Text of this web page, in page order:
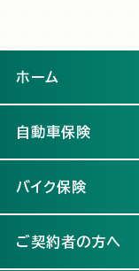
ホーム
自動車保険
バイク保険
ご契約者の方へ